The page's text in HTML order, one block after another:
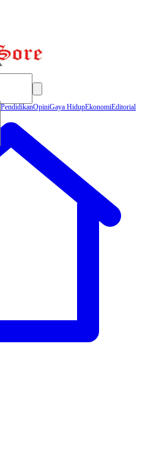
PendidikanOpiniGaya HidupEkonomiEditorial